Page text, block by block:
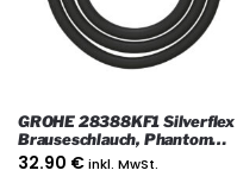
GROHE 28388KF1 Silverflex
Brauseschlauch, Phantom
Black
32.90 €inkl. MwSt.